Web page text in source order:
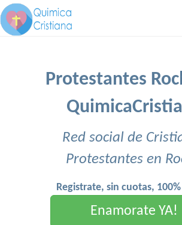
Protestantes
Red social de
Protestantes en
Registrate, sin cuotas,
Enamorate YA!